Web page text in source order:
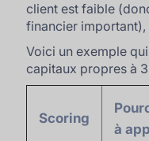
client est faible
financier important),
Voici un exemple
capitaux propres à
Scoring
à